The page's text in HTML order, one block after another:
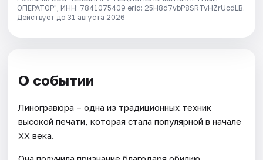
ОПЕРАТОР", ИНН: 7841075409 erid: 25H8d7vbP8SRTvHZrUcdLB.
Действует до 31 августа 2026
О событии
Линогравюра – одна из традиционных техник
высокой печати, которая стала популярной в начале
XX века.